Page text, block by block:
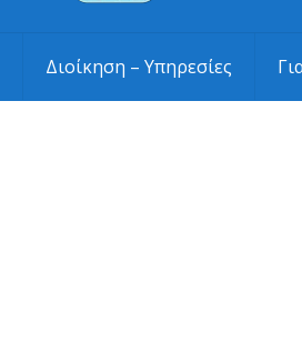
Διοίκηση – Υπηρεσίες